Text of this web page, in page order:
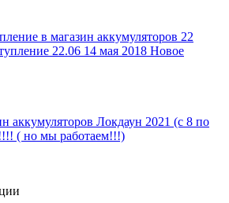
в магазин аккумуляторов 22
22.06 14 мая 2018 Новое
аккумуляторов Локдаун 2021 (с 8 по
( но мы работаем!!!)